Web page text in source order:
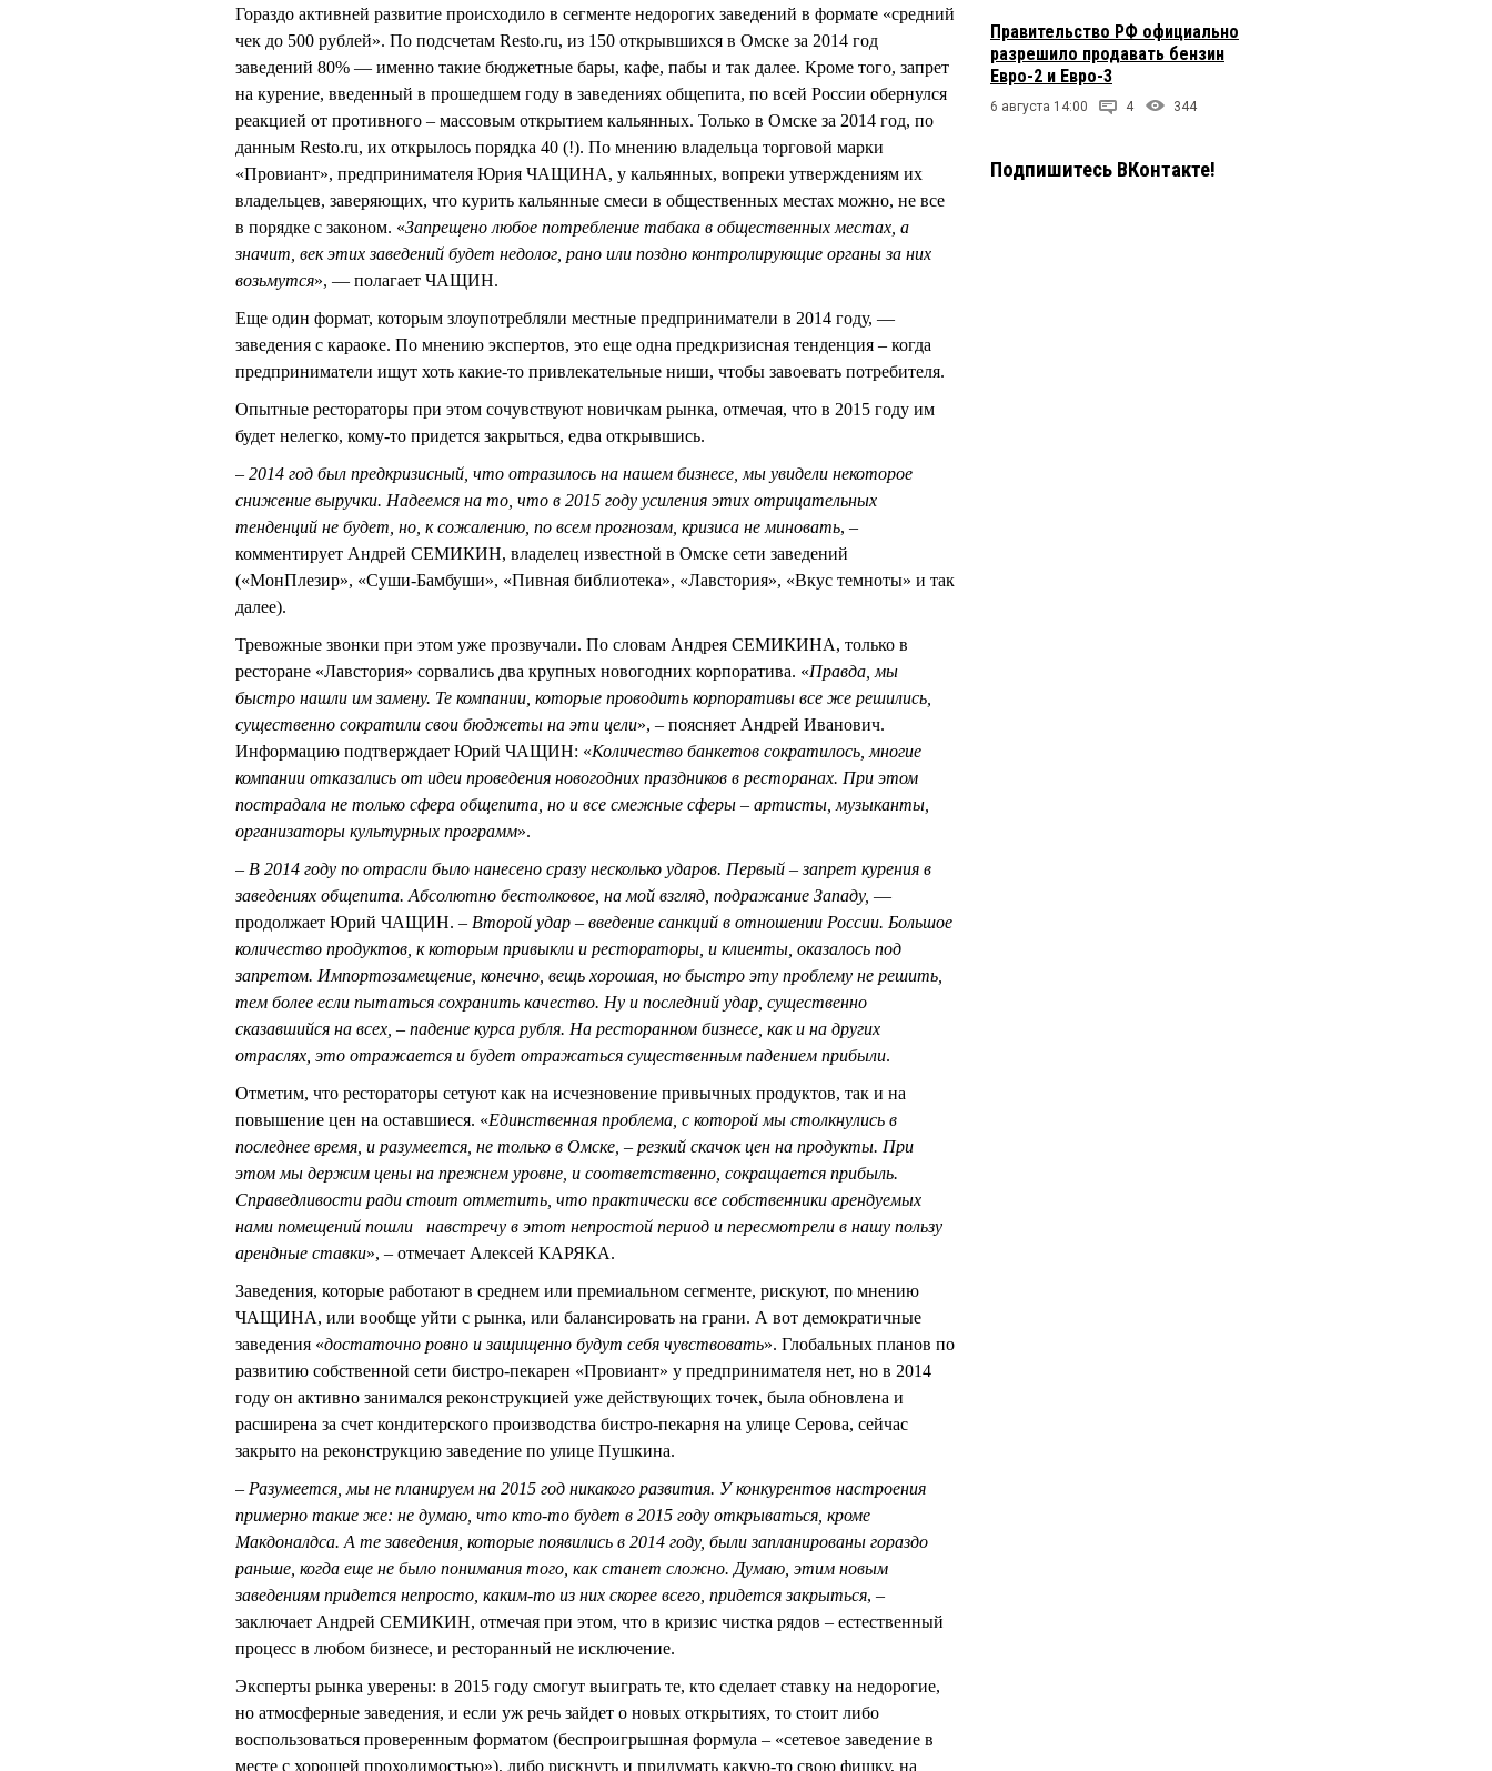
Гораздо активней развитие происходило в сегменте недорогих заведений в формате «средний
чек до 500 рублей». По подсчетам Resto.ru, из 150 открывшихся в Омске за 2014 год
заведений 80% — именно такие бюджетные бары, кафе, пабы и так далее. Кроме того, запрет
на курение, введенный в прошедшем году в заведениях общепита, по всей России обернулся
реакцией от противного – массовым открытием кальянных. Только в Омске за 2014 год, по
данным Resto.ru, их открылось порядка 40 (!). По мнению владельца торговой марки
«Провиант», предпринимателя Юрия ЧАЩИНА, у кальянных, вопреки утверждениям их
владельцев, заверяющих, что курить кальянные смеси в общественных местах можно, не все
в порядке с законом. «Запрещено любое потребление табака в общественных местах, а
значит, век этих заведений будет недолог, рано или поздно контролирующие органы за них
возьмутся», — полагает ЧАЩИН.
Еще один формат, которым злоупотребляли местные предприниматели в 2014 году, —
заведения с караоке. По мнению экспертов, это еще одна предкризисная тенденция – когда
предприниматели ищут хоть какие-то привлекательные ниши, чтобы завоевать потребителя.
Опытные рестораторы при этом сочувствуют новичкам рынка, отмечая, что в 2015 году им
будет нелегко, кому-то придется закрыться, едва открывшись.
– 2014 год был предкризисный, что отразилось на нашем бизнесе, мы увидели некоторое
снижение выручки. Надеемся на то, что в 2015 году усиления этих отрицательных
тенденций не будет, но, к сожалению, по всем прогнозам, кризиса не миновать, –
комментирует Андрей СЕМИКИН, владелец известной в Омске сети заведений
(«МонПлезир», «Суши-Бамбуши», «Пивная библиотека», «Лавстория», «Вкус темноты» и так
далее).
Тревожные звонки при этом уже прозвучали. По словам Андрея СЕМИКИНА, только в
ресторане «Лавстория» сорвались два крупных новогодних корпоратива. «Правда, мы
быстро нашли им замену. Те компании, которые проводить корпоративы все же решились,
существенно сократили свои бюджеты на эти цели», – поясняет Андрей Иванович.
Информацию подтверждает Юрий ЧАЩИН: «Количество банкетов сократилось, многие
компании отказались от идеи проведения новогодних праздников в ресторанах. При этом
пострадала не только сфера общепита, но и все смежные сферы – артисты, музыканты,
организаторы культурных программ».
– В 2014 году по отрасли было нанесено сразу несколько ударов. Первый – запрет курения в
заведениях общепита. Абсолютно бестолковое, на мой взгляд, подражание Западу, —
продолжает Юрий ЧАЩИН. – Второй удар – введение санкций в отношении России. Большое
количество продуктов, к которым привыкли и рестораторы, и клиенты, оказалось под
запретом. Импортозамещение, конечно, вещь хорошая, но быстро эту проблему не решить,
тем более если пытаться сохранить качество. Ну и последний удар, существенно
сказавшийся на всех, – падение курса рубля. На ресторанном бизнесе, как и на других
отраслях, это отражается и будет отражаться существенным падением прибыли.
Отметим, что рестораторы сетуют как на исчезновение привычных продуктов, так и на
повышение цен на оставшиеся. «Единственная проблема, с которой мы столкнулись в
последнее время, и разумеется, не только в Омске, – резкий скачок цен на продукты. При
этом мы держим цены на прежнем уровне, и соответственно, сокращается прибыль.
Справедливости ради стоит отметить, что практически все собственники арендуемых
нами помещений пошли навстречу в этот непростой период и пересмотрели в нашу пользу
арендные ставки», – отмечает Алексей КАРЯКА.
Заведения, которые работают в среднем или премиальном сегменте, рискуют, по мнению
ЧАЩИНА, или вообще уйти с рынка, или балансировать на грани. А вот демократичные
заведения «достаточно ровно и защищенно будут себя чувствовать». Глобальных планов по
развитию собственной сети бистро-пекарен «Провиант» у предпринимателя нет, но в 2014
году он активно занимался реконструкцией уже действующих точек, была обновлена и
расширена за счет кондитерского производства бистро-пекарня на улице Серова, сейчас
закрыто на реконструкцию заведение по улице Пушкина.
– Разумеется, мы не планируем на 2015 год никакого развития. У конкурентов настроения
примерно такие же: не думаю, что кто-то будет в 2015 году открываться, кроме
Макдоналдса. А те заведения, которые появились в 2014 году, были запланированы гораздо
раньше, когда еще не было понимания того, как станет сложно. Думаю, этим новым
заведениям придется непросто, каким-то из них скорее всего, придется закрыться, –
заключает Андрей СЕМИКИН, отмечая при этом, что в кризис чистка рядов – естественный
процесс в любом бизнесе, и ресторанный не исключение.
Эксперты рынка уверены: в 2015 году смогут выиграть те, кто сделает ставку на недорогие,
но атмосферные заведения, и если уж речь зайдет о новых открытиях, то стоит либо
воспользоваться проверенным форматом (беспроигрышная формула – «сетевое заведение в
месте с хорошей проходимостью»), либо рискнуть и придумать какую-то свою фишку, на
Правительство РФ официально
разрешило продавать бензин
Евро-2 и Евро-3
6 августа 14:00 4 344
Подпишитесь ВКонтакте!